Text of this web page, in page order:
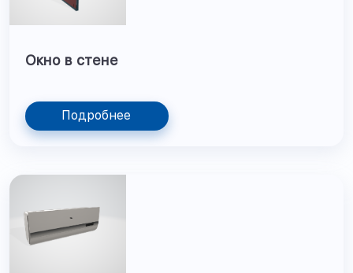
Окно в стене
Подробнее